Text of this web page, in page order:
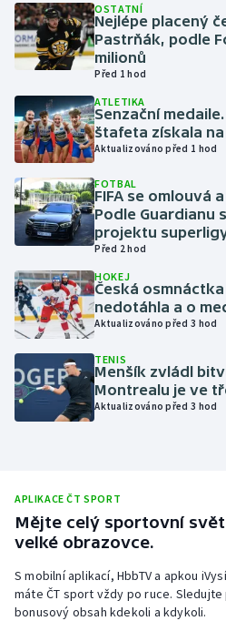
Jezdectví
Judo
Krasobruslení
Lezení
Lyže a snowboard
Moderní pětiboj
Motorsport
Olympijské hry
Parasport
Plavání
Rychlostní kanoistika
OSTATNÍ
Nejlépe placený
Pastrňák, podle
milionů
Před 1 hod
ATLETIKA
Senzační
štafeta získala
Aktualizováno před 1 hod
FOTBAL
FIFA se omlouvá
Podle Guardianu
projektu
Před 2 hod
HOKEJ
Česká
nedotáhla a o
Aktualizováno před 3 hod
TENIS
Menšík zvládl
Montrealu je ve
Aktualizováno před 3 hod
APLIKACE ČT SPORT
Mějte celý sportovní
velké obrazovce.
S mobilní aplikací, HbbTV a apkou
máte ČT sport vždy po ruce.
bonusový obsah kdekoli a kdykoli.